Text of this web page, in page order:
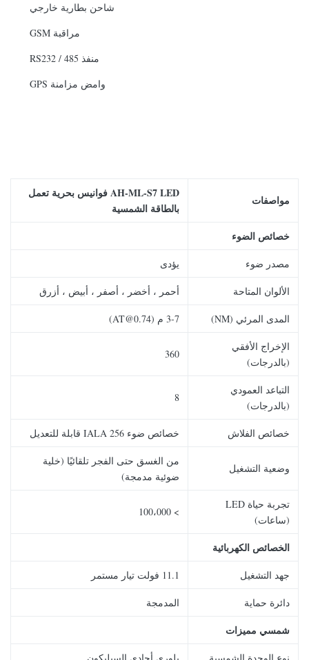
شاحن بطارية خارجي
مراقبة GSM
منفذ RS232 / 485
وامض مزامنة GPS
مواصفات
AH-ML-S7 LED فوانيس بحرية تعمل
بالطاقة الشمسية
خصائص الضوء
مصدر ضوء يؤدى
الألوان المتاحة أحمر ، أخضر ، أصفر ، أبيض ، أزرق
المدى المرئي (NM) 3-7 م (AT@0.74)
الإخراج الأفقي
(بالدرجات)
360
التباعد العمودي
(بالدرجات)
8
خصائص الفلاش خصائص ضوء 256 IALA قابلة للتعديل
وضعية التشغيل
من الغسق حتى الفجر تلقائيًا (خلية
ضوئية مدمجة)
تجربة حياة LED
(ساعات)
> 100،000
الخصائص الكهربائية
جهد التشغيل 11.1 فولت تيار مستمر
دائرة حماية المدمجة
شمسي مميزات